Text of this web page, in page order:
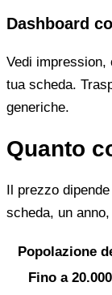
Dashboard
Vedi
tua scheda.
generiche.
Quanto
Il prezzo
scheda, un
Popolazione
Fino a